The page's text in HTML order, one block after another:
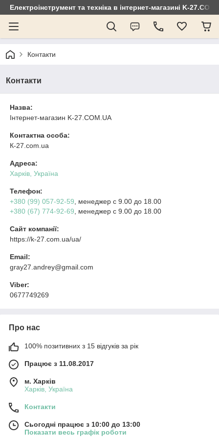
Електроінструмент та техніка в інтернет-магазині K-
Контакти
Контакти
Назва:
Інтернет-магазин K-27.COM.UA
Контактна особа:
К-27.com.ua
Адреса:
Харків, Україна
Телефон:
+380 (99) 057-92-59 , менеджер c 9.00 до 18.00
+380 (67) 774-92-69 , менеджер c 9.00 до 18.00
Сайт компанії:
https://k-27.com.ua/ua/
Email:
gray27.andrey@gmail.com
Viber:
0677749269
Про нас
100% позитивних з 15 відгуків за рік
Працює з 11.08.2017
м. Харків
Харків, Україна
Контакти
Сьогодні працює з 10:00 до 13:00
Показати весь графік роботи